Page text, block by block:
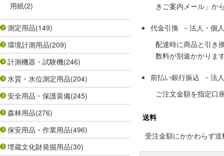
用紙(2)
測定用品(149)
環境計測用品(209)
計測機器・試験機(246)
水質・水位測定用品(204)
安全用品・保護装備(245)
森林用品(276)
保安用品・作業用品(496)
埋蔵文化財発掘用品(30)
きご案内メール」か
代金引換 －法人・個
配達時に商品と引き
数料が別途かかりま
前払い銀行振込 －法
ご注文金額を指定口
送料
受注金額にかかわらず